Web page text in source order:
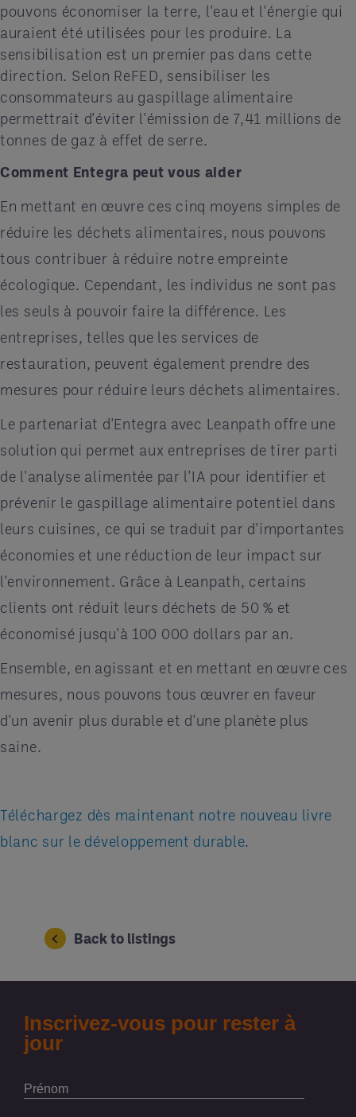
pouvons économiser la terre, l'eau et l'énergie qui
auraient été utilisées pour les produire. La
sensibilisation est un premier pas dans cette
direction. Selon ReFED, sensibiliser les
consommateurs au gaspillage alimentaire
permettrait d'éviter l'émission de 7,41 millions de
tonnes de gaz à effet de serre.
Comment Entegra peut vous aider
En mettant en œuvre ces cinq moyens simples de
réduire les déchets alimentaires, nous pouvons
tous contribuer à réduire notre empreinte
écologique. Cependant, les individus ne sont pas
les seuls à pouvoir faire la différence. Les
entreprises, telles que les services de
restauration, peuvent également prendre des
mesures pour réduire leurs déchets alimentaires.
Le partenariat d'Entegra avec Leanpath offre une
solution qui permet aux entreprises de tirer parti
de l'analyse alimentée par l'IA pour identifier et
prévenir le gaspillage alimentaire potentiel dans
leurs cuisines, ce qui se traduit par d'importantes
économies et une réduction de leur impact sur
l'environnement. Grâce à Leanpath, certains
clients ont réduit leurs déchets de 50 % et
économisé jusqu'à 100 000 dollars par an.
Ensemble, en agissant et en mettant en œuvre ces
mesures, nous pouvons tous œuvrer en faveur
d'un avenir plus durable et d'une planète plus
saine.
Téléchargez dès maintenant notre nouveau livre
blanc sur le développement durable.
Back to listings